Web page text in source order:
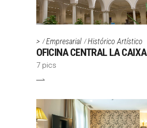
> Empresarial Histórico Artístico
OFICINA CENTRAL LA CAIXA
7 pics